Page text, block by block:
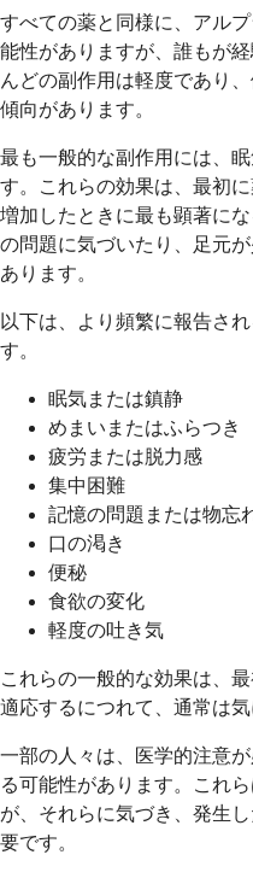
すべての薬と同様に、アル
能性がありますが、誰もが
んどの副作用は軽度であり
傾向があります。
最も一般的な副作用には、
す。これらの効果は、最初
増加したときに最も顕著に
の問題に気づいたり、足元
あります。
以下は、より頻繁に報告さ
す。
眠気または鎮静
めまいまたはふらつき
疲労または脱力感
集中困難
記憶の問題または物忘
口の渇き
便秘
食欲の変化
軽度の吐き気
これらの一般的な効果は、
適応するにつれて、通常は気
一部の人々は、医学的注意
る可能性があります。これ
が、それらに気づき、発生
要です。